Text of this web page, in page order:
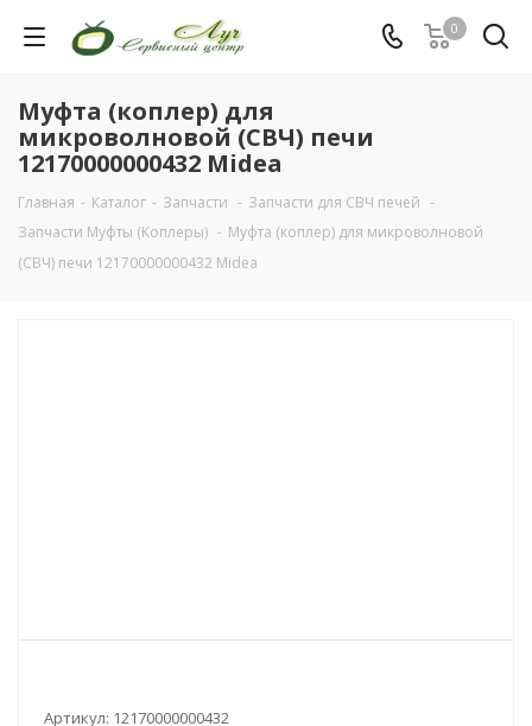
0
Муфта (коплер) для
микроволновой (СВЧ) печи
12170000000432 Midea
Главная - Каталог - Запчасти - Запчасти для СВЧ печей -
Запчасти Муфты (Коплеры) - Муфта (коплер) для микроволновой
(СВЧ) печи 12170000000432 Midea
Артикул: 12170000000432